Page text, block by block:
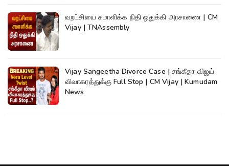
வறட்சியை சமாளிக்க நிதி ஒதுக்கி அரசாணை | CM
Vijay | TNAssembly
Vijay Sangeetha Divorce Case | சங்கீதா விஜய்
விவாகரத்துக்கு Full Stop | CM Vijay | Kumudam
News